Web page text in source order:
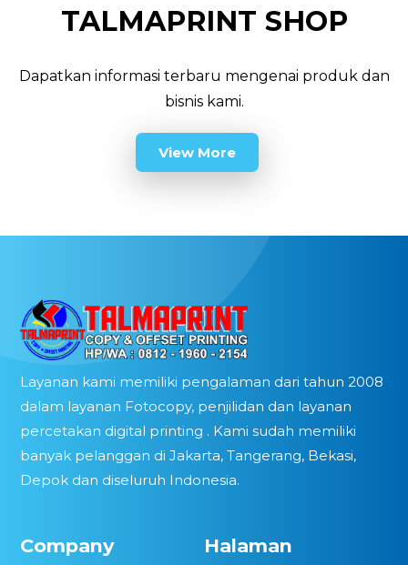
TALMAPRINT SHOP
Dapatkan informasi terbaru mengenai produk dan
bisnis kami.
View More
Layanan kami memiliki pengalaman dari tahun 2008
dalam layanan Fotocopy, penjilidan dan layanan
percetakan digital printing . Kami sudah memiliki
banyak pelanggan di Jakarta, Tangerang, Bekasi,
Depok dan diseluruh Indonesia.
Company Halaman